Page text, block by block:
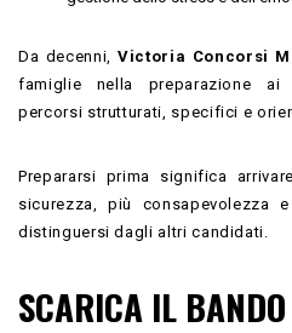
Da decenni,Victoria Concorsi
famiglie nella preparazione ai
percorsi strutturati, specifici e
Prepararsi prima significa
sicurezza, più consapevolezza
distinguersi dagli altri candidati.
SCARICA IL